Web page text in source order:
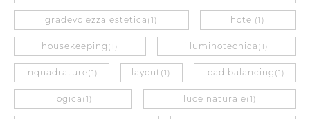
gradevolezza estetica (1) hotel (1)
housekeeping (1) illuminotecnica (1)
inquadrature(1) layout (1) load balancing (1)
logica (1) luce naturale(1)